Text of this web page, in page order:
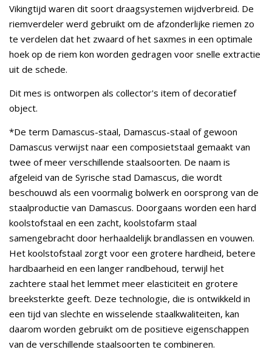
Vikingtijd waren dit soort draagsystemen wijdverbreid. De
riemverdeler werd gebruikt om de afzonderlijke riemen zo
te verdelen dat het zwaard of het saxmes in een optimale
hoek op de riem kon worden gedragen voor snelle extractie
uit de schede.
Dit mes is ontworpen als collector's item of decoratief
object.
*De term Damascus-staal, Damascus-staal of gewoon
Damascus verwijst naar een composietstaal gemaakt van
twee of meer verschillende staalsoorten. De naam is
afgeleid van de Syrische stad Damascus, die wordt
beschouwd als een voormalig bolwerk en oorsprong van de
staalproductie van Damascus. Doorgaans worden een hard
koolstofstaal en een zacht, koolstofarm staal
samengebracht door herhaaldelijk brandlassen en vouwen.
Het koolstofstaal zorgt voor een grotere hardheid, betere
hardbaarheid en een langer randbehoud, terwijl het
zachtere staal het lemmet meer elasticiteit en grotere
breeksterkte geeft. Deze technologie, die is ontwikkeld in
een tijd van slechte en wisselende staalkwaliteiten, kan
daarom worden gebruikt om de positieve eigenschappen
van de verschillende staalsoorten te combineren.